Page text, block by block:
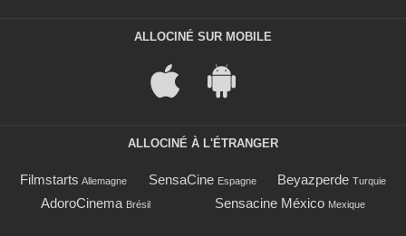
ALLOCINÉ SUR MOBILE
ALLOCINÉ À L'ÉTRANGER
Filmstarts Allemagne SensaCine Espagne Beyazperde Turquie
AdoroCinema Brésil Sensacine México Mexique